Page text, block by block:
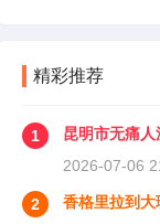
精彩推荐
1
昆明市无痛
2026-07-06
2
香格里拉到